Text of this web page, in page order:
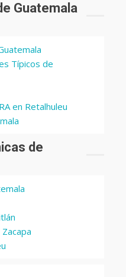
Guatemala
Típicos de
en Retalhuleu
de